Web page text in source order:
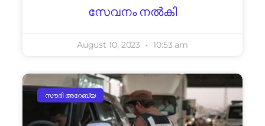
സേവനം നൽകി
August 10, 2023 10:53 am
സൗദി അറേബ്യ